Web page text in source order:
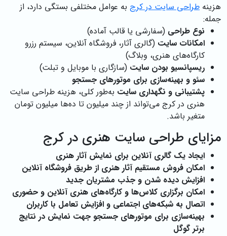
هزینه طراحی سایت در کرج به عوامل مختلفی بستگی دارد، از
جمله:
نوع طراحی (سفارشی یا قالب آماده)
امکانات سایت (گالری آثار، فروشگاه آنلاین، سیستم رزرو
کارگاه‌های هنری، وبلاگ)
ریسپانسیو بودن سایت (سازگاری با موبایل و تبلت)
سئو و بهینه‌سازی برای موتورهای جستجو
پشتیبانی و نگهداری سایت به‌طور کلی، هزینه طراحی سایت
هنری در کرج می‌تواند از چند میلیون تا ده‌ها میلیون تومان
متغیر باشد.
مزایای طراحی سایت هنری در کرج
ایجاد یک گالری آنلاین برای نمایش آثار هنری
امکان فروش مستقیم آثار هنری از طریق فروشگاه آنلاین
افزایش دیده شدن و جذب مشتریان جدید
امکان برگزاری کلاس‌ها و کارگاه‌های هنری آنلاین و حضوری
اتصال به شبکه‌های اجتماعی و افزایش تعامل با کاربران
بهینه‌سازی برای موتورهای جستجو جهت نمایش در نتایج
برتر گوگل